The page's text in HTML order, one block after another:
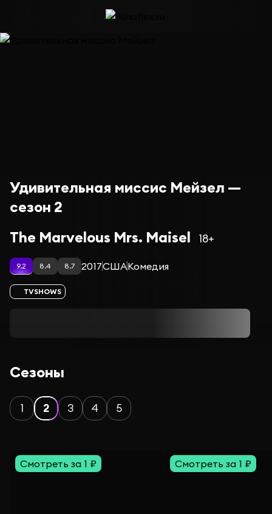
Удивительная миссис Мейзел —
сезон 2
The Marvelous Mrs. Maisel
18+
9.2 8.4 8.7 2017СШАКомедия
TVSHOWS
Сезоны
1 2 3 4 5
Смотреть за 1 ₽ Смотреть за 1 ₽